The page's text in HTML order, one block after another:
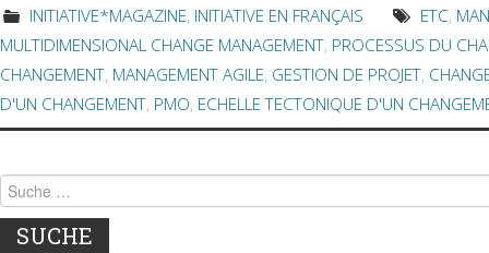
INITIATIVE*MAGAZINE, INITIATIVE EN FRANÇAIS ETC,
MULTIDIMENSIONAL CHANGE MANAGEMENT, PROCESSUS DU
CHANGEMENT, MANAGEMENT AGILE, GESTION DE PROJET,
D'UN CHANGEMENT, PMO, ECHELLE TECTONIQUE D'UN
Suche nach: